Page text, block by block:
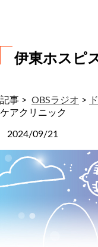
伊東ホスピ
記事 > OBSラジオ >
ケアクリニック
2024/09/21